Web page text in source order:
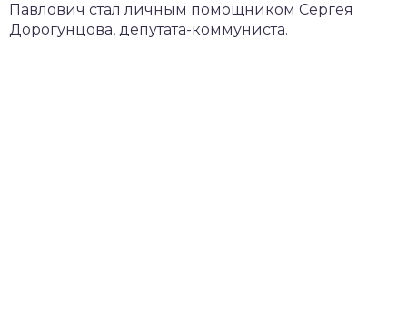
Павлович стал личным помощником Сергея
Дорогунцова, депутата-коммуниста.